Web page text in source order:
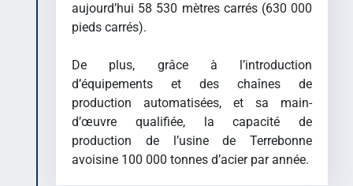
aujourd’hui 58 530 mètres carrés (630 000
pieds carrés).
De plus, grâce à l’introduction
d’équipements et des chaînes de
production automatisées, et sa main-
d’œuvre qualifiée, la capacité de
production de l’usine de Terrebonne
avoisine 100 000 tonnes d’acier par année.